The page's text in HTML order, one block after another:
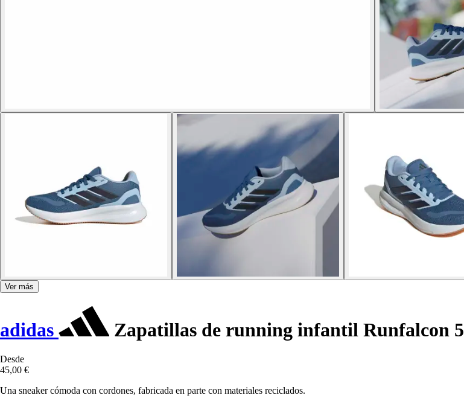
Ver más
adidas Zapatillas de running infantil Runfalcon 5
Desde
45,00 €
Una sneaker cómoda con cordones, fabricada en parte con materiales reciclados.